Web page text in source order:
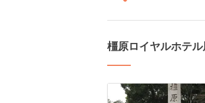
橿原ロイヤルホテ